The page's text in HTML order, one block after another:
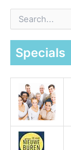
a
Specials